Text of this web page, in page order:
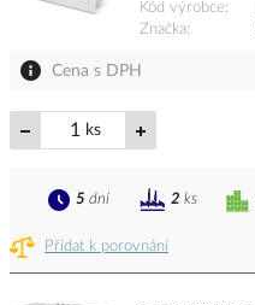
Kód výrobce
Značka
Cena s DPH
ks
Přidat k porovnání
5 dní 2 ks